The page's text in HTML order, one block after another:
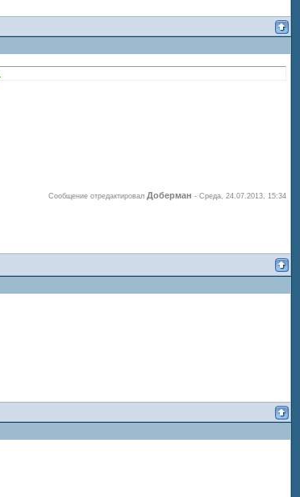
Сообщение отредактировал Доберман - Среда, 24.07.2013, 15:34